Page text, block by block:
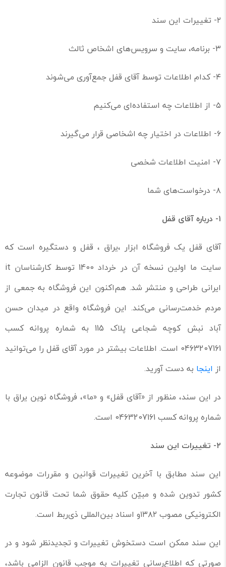
۲- تغییرات این سند
۳- برنامه، سایت و سرویس‌های اشخاص ثالث
۴- کدام اطلاعات توسط آقای قفل جمع‌آوری می‌شوند
۵- از اطلاعات چه استفاده‌ای می‌کنیم
۶- اطلاعات در اختیار چه اشخاصی قرار می‌گیرند
۷- امنیت اطلاعات شخصی
۸- درخواست‌های شما
۱- درباره آقای قفل
آقای قفل یک فروشگاه ابزار ،یراق ، قفل و دستگیره است که
سایت ما اولین نسخه آن در خرداد 1400 توسط کارشناسان it
ایرانی طراحی و منتشر شد. هم‌اکنون این فروشگاه به جمعی از
مردم خدمت‌رسانی می‌کند. این فروشگاه واقع در میدان حسن
آباد نبش کوچه شجاعی پلاک 115 به شماره پروانه کسب
0463207161 است. اطلاعات بیشتر در مورد آقای قفل را می‌توانید
از اینجا به دست آورید.
در این سند، منظور از «آقای قفل» و «ما»، فروشگاه نوین یراق با
شماره پروانه کسب 0463207161 است.
۲- تغییرات این سند
این سند مطابق با آخرین تغییرات قوانین و مقررات موضوعه
کشور تدوین شده و مبیّن کلیه حقوق شما تحت قانون تجارت
الکترونیکی مصوب ۱۳۸۲و اسناد بین‌المللی ذی‌ربط است.
این سند ممکن است دستخوش تغییرات و تجدیدنظر شود و در
صورتی که اطلاع‌رسانی تغییرات به موجب قانون الزامی باشد،